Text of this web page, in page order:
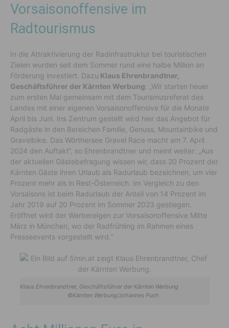
Vorsaisonoffensive im
Radtourismus
In die Attraktivierung der Radinfrastruktur bei touristischen
Zielen wurden seit dem Sommer rund eine halbe Million an
Förderung investiert. Dazu Klaus Ehrenbrandtner,
Geschäftsführer der Kärnten Werbung: „Wir starten heuer
zum ersten Mal gemeinsam mit dem Tourismusreferat des
Landes mit einer eigenen Vorsaisonoffensive für die Monate
April bis Juni. Ins Zentrum gestellt wird hier das Angebot für
Radgäste in den Bereichen Familie, Genuss, Mountainbike und
Gravelbike. Das Wörthersee Gravel Race macht am 7. April
2024 den Auftakt“, so Ehrenbrandtner und meint weiter: „Aus
der aktuellen Gästebefragung wissen wir, dass 20 Prozent der
Kärnten Gäste ihren Urlaub als Radurlaub bezeichnen, um vier
Prozent mehr als in Rest-Österreich. Im Vergleich zu den
Vorsaisons ist beim Radurlaub der Anteil von 14 Prozent im
Jahr 2019 auf 20 Prozent im Sommer 2023 gestiegen.
Eröffnet wird der Werbereigen zur Vorsaisonoffensive Mitte
März in München, wo der Radfrühling im Rahmen eines
Presseevents vorgestellt wird.“
Klaus Ehrenbrandtner, Geschäftsführer der Kärnten Werbung
©Kärnten Werbung/Johannes Puch